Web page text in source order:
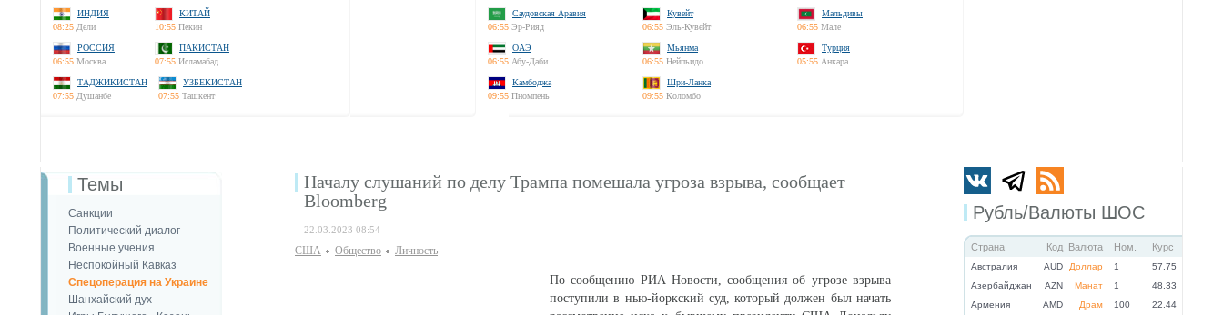
ИНДИЯ
08:25 Дели
КИТАЙ
10:55 Пекин
РОССИЯ
06:55 Москва
ПАКИСТАН
07:55 Исламабад
ТАДЖИКИСТАН
07:55 Душанбе
УЗБЕКИСТАН
07:55 Ташкент
Саудовская Аравия
06:55 Эр-Рияд
Кувейт
06:55 Эль-Кувейт
Мальдивы
06:55 Мале
ОАЭ
06:55 Абу-Даби
Мьянма
06:55 Нейпьидо
Турция
05:55 Анкара
Камбоджа
09:55 Пномпень
Шри-Ланка
09:55 Коломбо
Рубль/Валюты ШОС
Страна Код Валюта Ном. Курс
Австралия AUD Доллар 1
57.75
Азербайджан
AZN Манат 1
48.33
Армения
AMD Драм 100
22.44
Темы
Санкции
Политический диалог
Военные учения
Неспокойный Кавказ
Спецоперация на Украине
Шанхайский дух
Началу слушаний по делу Трампа помешала угроза взрыва, сообщает
Bloomberg
22.03.2023 08:54
США Общество Личность
По сообщению РИА Новости, сообщения об угрозе взрыва
поступили в нью-йоркский суд, который должен был начать